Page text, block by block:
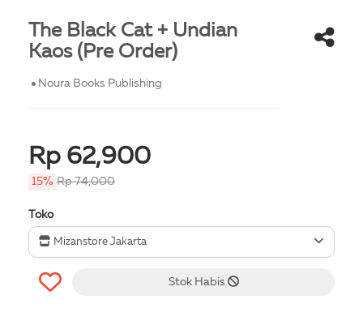
The Black Cat + Undian
Kaos (Pre Order)
Noura Books Publishing
Rp 62,900
15% Rp 74,000
Toko
Mizanstore Jakarta
Stok Habis